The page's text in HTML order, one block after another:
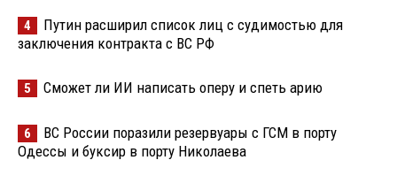
4
Путин расширил список лиц с судимостью для
заключения контракта с ВС РФ
5 Сможет ли ИИ написать оперу и спеть арию
6
ВС России поразили резервуары с ГСМ в порту
Одессы и буксир в порту Николаева